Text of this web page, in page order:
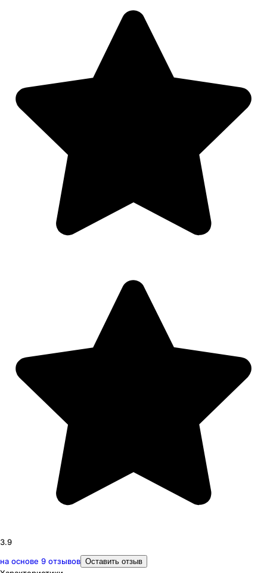
3.9
на основе 9 отзывов Оставить отзыв